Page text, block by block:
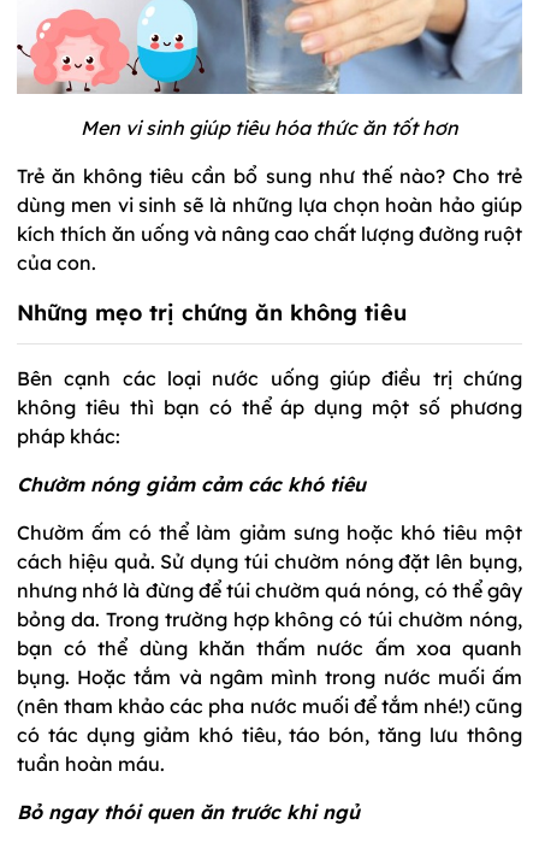
Men vi sinh giúp tiêu hóa thức ăn tốt hơn
Trẻ ăn không tiêu cần bổ sung như thế nào? Cho trẻ
dùng men vi sinh sẽ là những lựa chọn hoàn hảo giúp
kích thích ăn uống và nâng cao chất lượng đường ruột
của con.
Những mẹo trị chứng ăn không tiêu
Bên cạnh các loại nước uống giúp điều trị chứng
không tiêu thì bạn có thể áp dụng một số phương
pháp khác:
Chườm nóng giảm cảm các khó tiêu
Chườm ấm có thể làm giảm sưng hoặc khó tiêu một
cách hiệu quả. Sử dụng túi chườm nóng đặt lên bụng,
nhưng nhớ là đừng để túi chườm quá nóng, có thể gây
bỏng da. Trong trường hợp không có túi chườm nóng,
bạn có thể dùng khăn thấm nước ấm xoa quanh
bụng. Hoặc tắm và ngâm mình trong nước muối ấm
(nên tham khảo các pha nước muối để tắm nhé!) cũng
có tác dụng giảm khó tiêu, táo bón, tăng lưu thông
tuần hoàn máu.
Bỏ ngay thói quen ăn trước khi ngủ